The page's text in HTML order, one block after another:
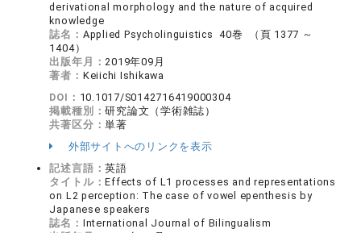
derivational morphology and the nature of acquired
knowledge
誌名： Applied Psycholinguistics 40巻 （頁 1377 ～
1404）
出版年月：2019年09月
著者： Keiichi Ishikawa
DOI： 10.1017/S0142716419000304
掲載種別：研究論文（学術雑誌）
共著区分：単著
外部サイトへのリンクを表示
記述言語：英語
タイトル：Effects of L1 processes and representations
on L2 perception: The case of vowel epenthesis by
Japanese speakers
誌名： International Journal of Bilingualism